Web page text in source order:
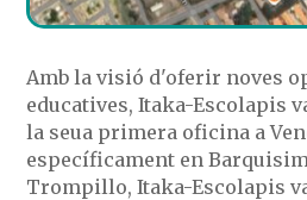
Amb la visió d'oferir noves
educatives, Itaka-Escolapis
la seua primera oficina a
específicament en
Trompillo, Itaka-Escolapis